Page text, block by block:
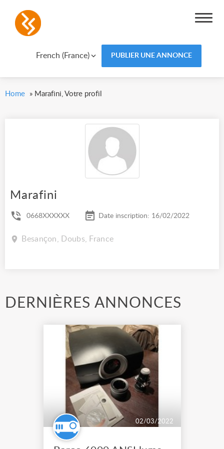
French (France) PUBLIER UNE ANNONCE
Home » Marafini, Votre profil
Marafini
0668XXXXXX Date inscription: 16/02/2022
Besançon, Doubs, France
DERNIÈRES ANNONCES
02/03/2022